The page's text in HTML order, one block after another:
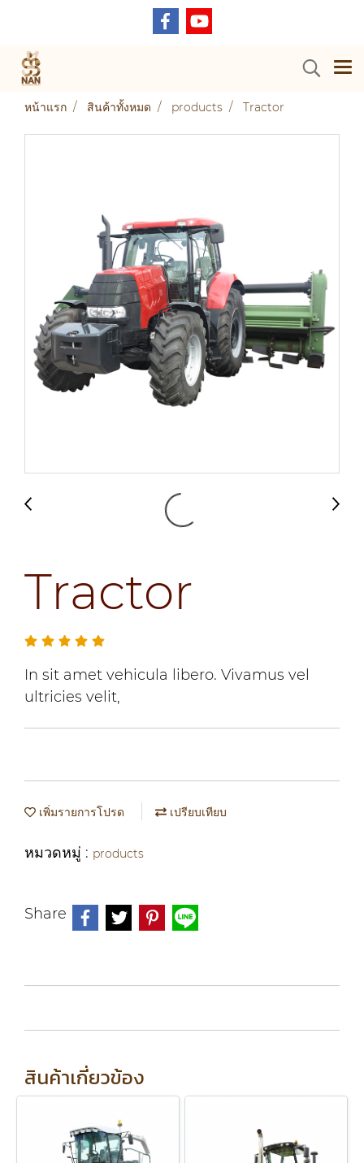
หน้าแรก สินค้าทั้งหมด products Tractor
Tractor
In sit amet vehicula libero. Vivamus vel
ultricies velit,
เพิ่มรายการโปรด เปรียบเทียบ
หมวดหมู่ : products
Share
สินค้าเกี่ยวข้อง